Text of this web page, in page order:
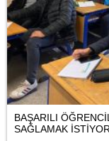
BAŞARILI
SAĞLAMAK